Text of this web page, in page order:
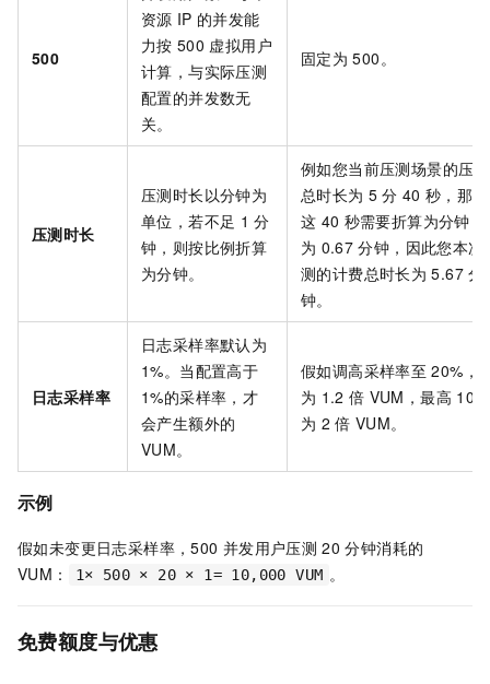
500
资源 IP 的并发能
力按 500 虚拟用户
计算，与实际压测
配置的并发数无
关。
固定为 500。
压测时长
压测时长以分钟为
单位，若不足 1 分
钟，则按比例折算
为分钟。
例如您当前压测场景的压测
总时长为 5 分 40 秒，那么
这 40 秒需要折算为分钟，
为 0.67 分钟，因此您本次
测的计费总时长为 5.67 分
钟。
日志采样率
日志采样率默认为
1%。当配置高于
1%的采样率，才
会产生额外的
VUM。
假如调高采样率至 20%，
为 1.2 倍 VUM，最高
为 2 倍 VUM。
示例
假如未变更日志采样率，500 并发用户压测 20 分钟消耗的
VUM：
1× 500 × 20 × 1= 10,000 VUM 。
免费额度与优惠